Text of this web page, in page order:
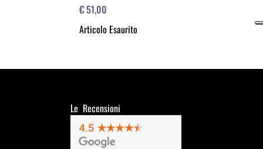
€ 51,00
Articolo Esaurito
Le Recensioni